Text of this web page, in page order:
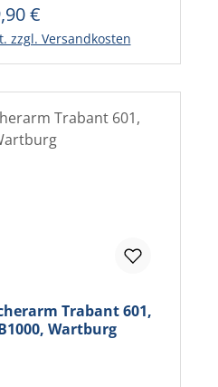
Preis:
€
zzgl. Versandkosten
Trabant 601,
Wartburg